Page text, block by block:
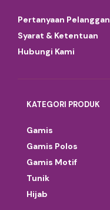
Pertanyaan Pelanggan
Syarat & Ketentuan
Hubungi Kami
KATEGORI PRODUK
Gamis
Gamis Polos
Gamis Motif
Tunik
Hijab